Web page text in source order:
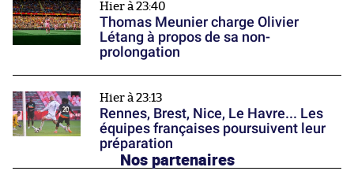
Hier à 23:40
Thomas Meunier charge Olivier
Létang à propos de sa non-
prolongation
Hier à 23:13
Rennes, Brest, Nice, Le Havre... Les
équipes françaises poursuivent leur
préparation
Nos partenaires